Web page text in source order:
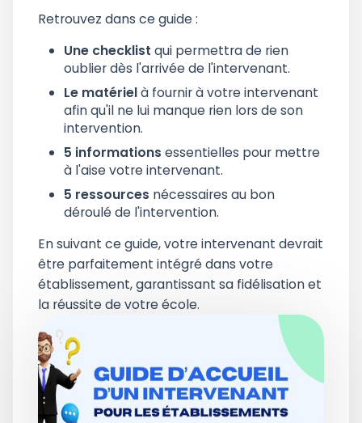
Retrouvez dans ce guide :
Une checklist qui permettra de rien
oublier dès l'arrivée de l'intervenant.
Le matérielà fournir à votre intervenant
afin qu'il ne lui manque rien lors de son
intervention.
5 informations essentielles pour mettre
à l'aise votre intervenant.
5 ressources nécessaires au bon
déroulé de l'intervention.
En suivant ce guide, votre intervenant devrait
être parfaitement intégré dans votre
établissement, garantissant sa fidélisation et
la réussite de votre école.